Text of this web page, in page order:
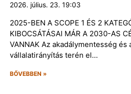
2026. július. 23. 19:03
2025-BEN A SCOPE 1 ÉS 2
KIBOCSÁTÁSAI MÁR A 2030-AS
VANNAK Az akadálymentesség és
vállalatirányítás terén el…
BŐVEBBEN »